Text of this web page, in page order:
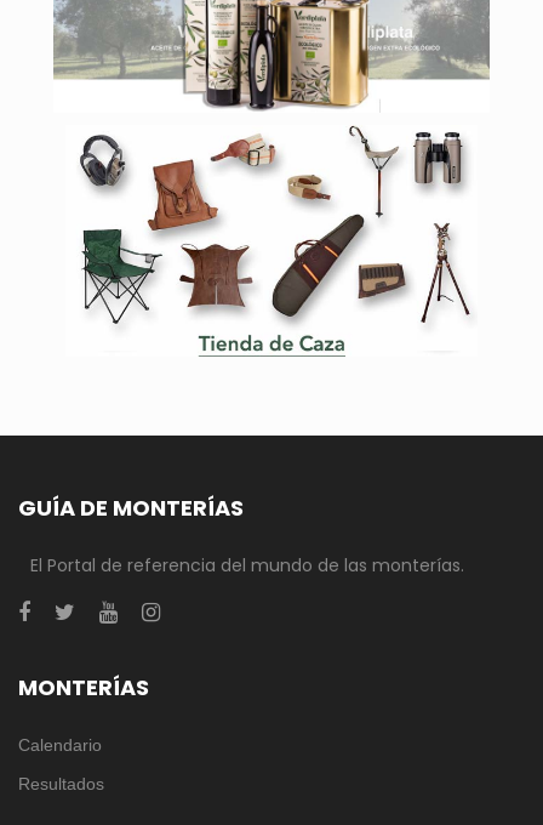
GUÍA DE MONTERÍAS
El Portal de referencia del mundo de las monterías.
MONTERÍAS
Calendario
Resultados